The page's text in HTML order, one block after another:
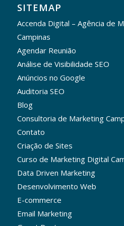
SITEMAP
Accenda Digital – Agência de
Campinas
Agendar Reunião
Análise de Visibilidade SEO
Anúncios no Google
Auditoria SEO
Blog
Consultoria de Marketing
Contato
Criação de Sites
Curso de Marketing Digital
Data Driven Marketing
Desenvolvimento Web
E-commerce
Email Marketing